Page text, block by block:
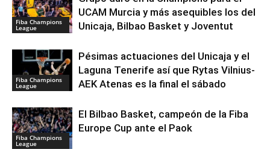
Fiba Champions
League
UCAM Murcia y más asequibles los del
Unicaja, Bilbao Basket y Joventut
Fiba Champions
League
Pésimas actuaciones del Unicaja y el
Laguna Tenerife así que Rytas Vilnius-
AEK Atenas es la final el sábado
Fiba Champions
League
El Bilbao Basket, campeón de la Fiba
Europe Cup ante el Paok